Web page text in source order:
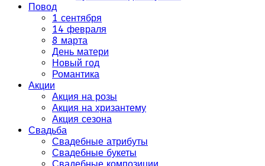
Повод
1 сентября
14 февраля
8 марта
День матери
Новый год
Романтика
Акции
Акция на розы
Акция на хризантему
Акция сезона
Свадьба
Свадебные атрибуты
Свадебные букеты
Свадебные композиции